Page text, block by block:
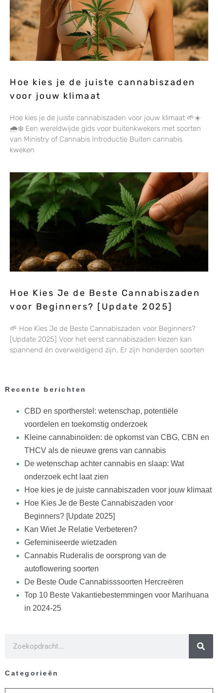
Hoe kies je de juiste cannabiszaden
voor jouw klimaat
Hoe kies je de juiste cannabiszaden voor jouw klimaat 🌱☀️
🌧️❄️ Een wereldwijde gids voor buitenkwekers met soorten
van Ministry of Cannabis Introductie Buiten cannabis
kweken
Hoe Kies Je de Beste Cannabiszaden
voor Beginners? [Update 2025]
🌱 Hoe Kies Je de Beste Cannabiszaden voor Beginners?
[Update 2025] Voor het eerst cannabiszaden kiezen kan
spannend én overweldigend zijn. Er zijn honderden soorten
Recente berichten
CBD en sportherstel: wetenschap, potentiële
voordelen en toekomstig onderzoek
Kleine cannabinoïden: de opkomst van CBG, CBN en
THCV als de nieuwe grens van cannabis
De wetenschap achter cannabis en slaap: Wat
onderzoek echt laat zien
Hoe kies je de juiste cannabiszaden voor jouw klimaat
Hoe Kies Je de Beste Cannabiszaden voor
Beginners? [Update 2025]
Kan Wiet Je Relatie Verbeteren?
Gefeminiseerde wietzaden
Cannabis Ruderalis de oorsprong van de
autoflowering soorten
De Beste Oude Cannabisssoorten Hercreëren
Top 10 Beste Vakantiebestemmingen voor Marihuana
in 2024-25
Categorieën